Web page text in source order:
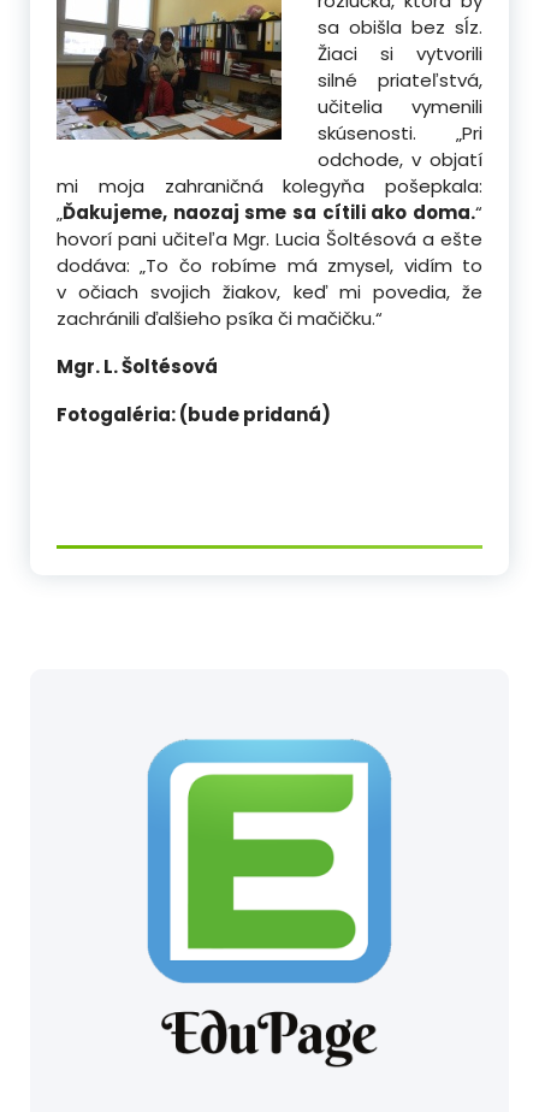
sa obišla bez sĺz.
Žiaci si vytvorili
silné priateľstvá,
učitelia vymenili
skúsenosti. „Pri
odchode, v objatí
mi moja zahraničná kolegyňa pošepkala:
„Ďakujeme, naozaj sme sa cítili ako doma.“
hovorí pani učiteľa Mgr. Lucia Šoltésová a ešte
dodáva: „To čo robíme má zmysel, vidím to
v očiach svojich žiakov, keď mi povedia, že
zachránili ďalšieho psíka či mačičku.“
Mgr. L. Šoltésová
Fotogaléria: (bude pridaná)